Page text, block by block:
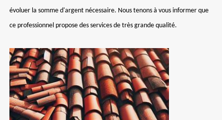
évoluer la somme d'argent nécessaire. Nous tenons à vous informer que
ce professionnel propose des services de très grande qualité.